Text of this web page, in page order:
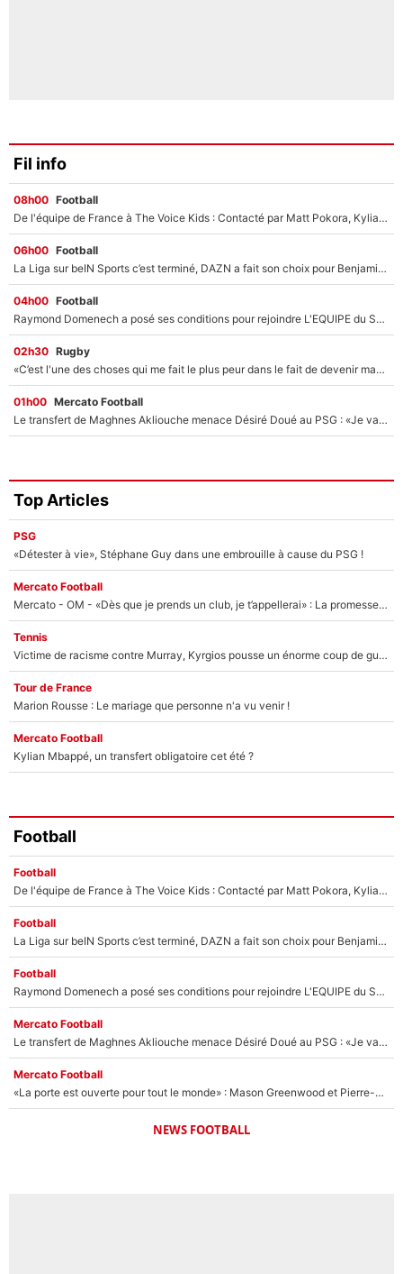
Fil info
08h00 Football
De l'équipe de France à The Voice Kids : Contacté par Matt Pokora, Kylian Mbappé a accepté de jouer un rôle inédit sur TF1 !
06h00 Football
La Liga sur beIN Sports c’est terminé, DAZN a fait son choix pour Benjamin Da Silva et Omar Da Fonseca !
04h00 Football
Raymond Domenech a posé ses conditions pour rejoindre L'EQUIPE du Soir : Il refuse de faire l'émission avec un autre chroniqueur !
02h30 Rugby
«C’est l'une des choses qui me fait le plus peur dans le fait de devenir maman» : En couple avec Antoine Dupont, Iris Mittenaere s'inquiète déjà pour ses futurs enfants !
01h00 Mercato Football
Le transfert de Maghnes Akliouche menace Désiré Doué au PSG : «Je valide à 200%»
Top Articles
PSG
«Détester à vie», Stéphane Guy dans une embrouille à cause du PSG !
Mercato Football
Mercato - OM - «Dès que je prends un club, je t’appellerai» : La promesse de Marcelino au moment de claquer la porte
Tennis
Victime de racisme contre Murray, Kyrgios pousse un énorme coup de gueule !
Tour de France
Marion Rousse : Le mariage que personne n'a vu venir !
Mercato Football
Kylian Mbappé, un transfert obligatoire cet été ?
Football
Football
De l'équipe de France à The Voice Kids : Contacté par Matt Pokora, Kylian Mbappé a accepté de jouer un rôle inédit sur TF1 !
Football
La Liga sur beIN Sports c’est terminé, DAZN a fait son choix pour Benjamin Da Silva et Omar Da Fonseca !
Football
Raymond Domenech a posé ses conditions pour rejoindre L'EQUIPE du Soir : Il refuse de faire l'émission avec un autre chroniqueur !
Mercato Football
Le transfert de Maghnes Akliouche menace Désiré Doué au PSG : «Je valide à 200%»
Mercato Football
«La porte est ouverte pour tout le monde» : Mason Greenwood et Pierre-Emerick Aubameyang ont quitté l'OM, Amine Gouiri balance sur la suite du mercato et sur la réaction du vestiaire !
NEWS FOOTBALL